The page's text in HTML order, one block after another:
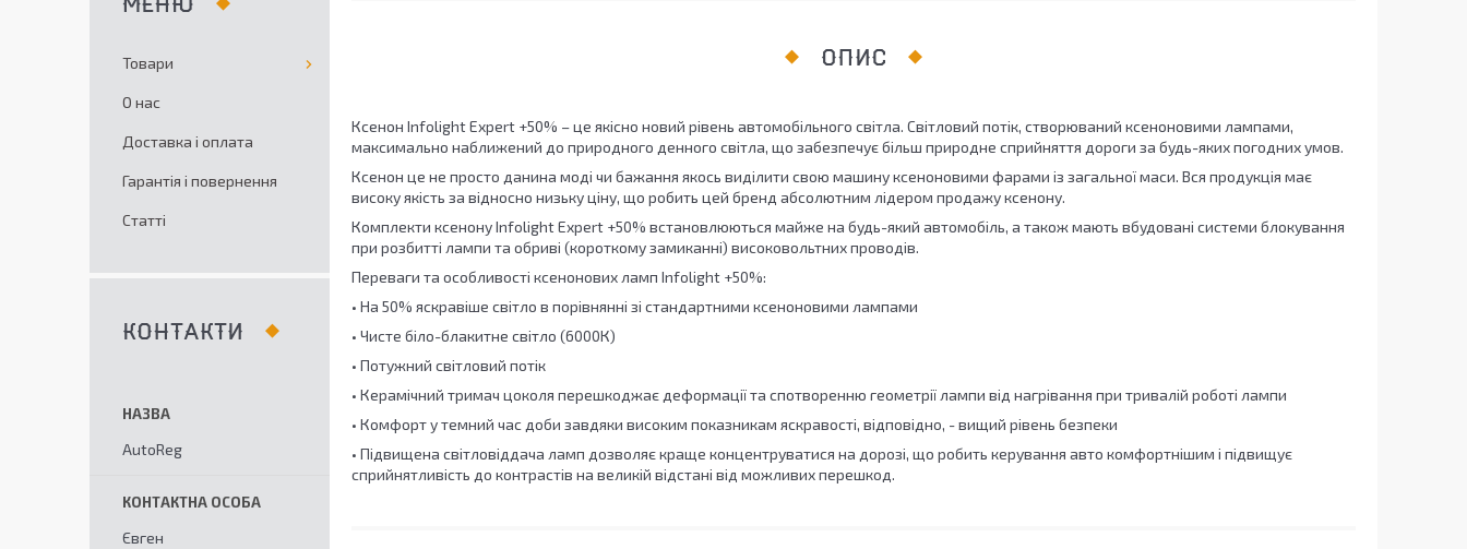
ОПИС
Ксенон Infolight Expert +50% – це якісно новий рівень автомобільного світла. Світловий потік, створюваний ксеноновими лампами,
максимально наближений до природного денного світла, що забезпечує більш природне сприйняття дороги за будь-яких погодних умов.
Ксенон це не просто данина моді чи бажання якось виділити свою машину ксеноновими фарами із загальної маси. Вся продукція має
високу якість за відносно низьку ціну, що робить цей бренд абсолютним лідером продажу ксенону.
Комплекти ксенону Infolight Expert +50% встановлюються майже на будь-який автомобіль, а також мають вбудовані системи блокування
при розбитті лампи та обриві (короткому замиканні) високовольтних проводів.
Переваги та особливості ксенонових ламп Infolight +50%:
• На 50% яскравіше світло в порівнянні зі стандартними ксеноновими лампами
• Чисте біло-блакитне світло (6000К)
• Потужний світловий потік
• Керамічний тримач цоколя перешкоджає деформації та спотворенню геометрії лампи від нагрівання при тривалій роботі лампи
• Комфорт у темний час доби завдяки високим показникам яскравості, відповідно, - вищий рівень безпеки
• Підвищена світловіддача ламп дозволяє краще концентруватися на дорозі, що робить керування авто комфортнішим і підвищує
сприйнятливість до контрастів на великій відстані від можливих перешкод.
Товари
О нас
Доставка і оплата
Гарантія і повернення
Статті
КОНТАКТИ
AutoReg
Євген